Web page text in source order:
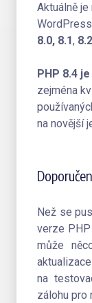
Aktuálně je
8.0, 8.1,
PHP 8.4
zejména
na novější
Než se
verze
může
na
zálohu pro